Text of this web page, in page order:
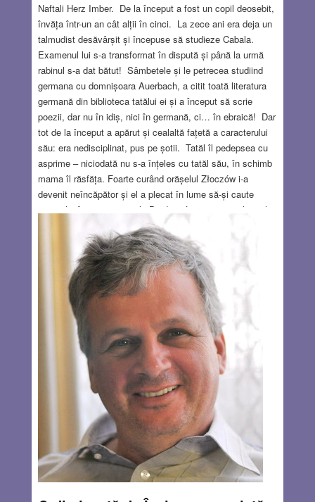
Naftali Herz Imber. De la început a fost un copil deosebit,
învăța într-un an cât alții în cinci. La zece ani era deja un
talmudist desăvârșit și începuse să studieze Cabala.
Examenul lui s-a transformat în dispută și până la urmă
rabinul s-a dat bătut! Sâmbetele și le petrecea studiind
germana cu domnișoara Auerbach, a citit toată literatura
germană din biblioteca tatălui ei și a început să scrie
poezii, dar nu în idiș, nici în germană, ci… în ebraică! Dar
tot de la început a apărut și cealaltă fațetă a caracterului
său: era nedisciplinat, pus pe șotii. Tatăl îl pedepsea cu
asprime – niciodată nu s-a înțeles cu tatăl său, în schimb
mama îl răsfăța. Foarte curând orășelul Złoczów i-a
devenit neîncăpător și el a plecat în lume să-și caute
norocul. A stat o vreme la Brody și Lvov, apoi a plecat la
Viena și de acolo a continuat pe Dunăre în jos, trecând
prin Ungaria, Serbia, România și Basarabia. Peste tot i-a
cunoscut pe intelectualii evrei ai timpului, a scris în presa
de limbă ebraică și a continuat să scrie poezii – dar din ce
trăia e un mister. Aus Luft und Liebe (din aer și dragoste),
ar fi spus bunicul meu. Era un fel de trubadur medieval,
transplantat în secolul al XIX-lea. Se pare că prima
versiune a poeziei Hatikva (numită atunci Tikvateinu –
Speranța noastră) a fost scrisă în 1877 la Iași.
Read
APR 20, 2023 8 COMMENTS